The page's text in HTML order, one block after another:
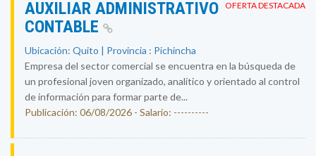
OFERTA DESTACADA
AUXILIAR ADMINISTRATIVO
CONTABLE
Ubicación: Quito | Provincia : Pichincha
Empresa del sector comercial se encuentra en la búsqueda de
un profesional joven organizado, analítico y orientado al control
de información para formar parte de...
Publicación: 06/08/2026 - Salario: ----------